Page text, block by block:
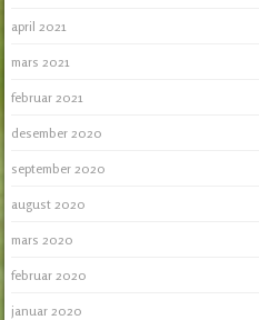
april 2021
mars 2021
februar 2021
desember 2020
september 2020
august 2020
mars 2020
februar 2020
januar 2020